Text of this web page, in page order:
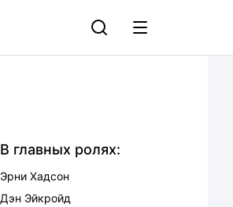
В главных ролях:
Эрни Хадсон
Дэн Эйкройд